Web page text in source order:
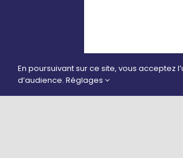
En poursuivant sur ce site, vous acceptez
d’audience. Réglages